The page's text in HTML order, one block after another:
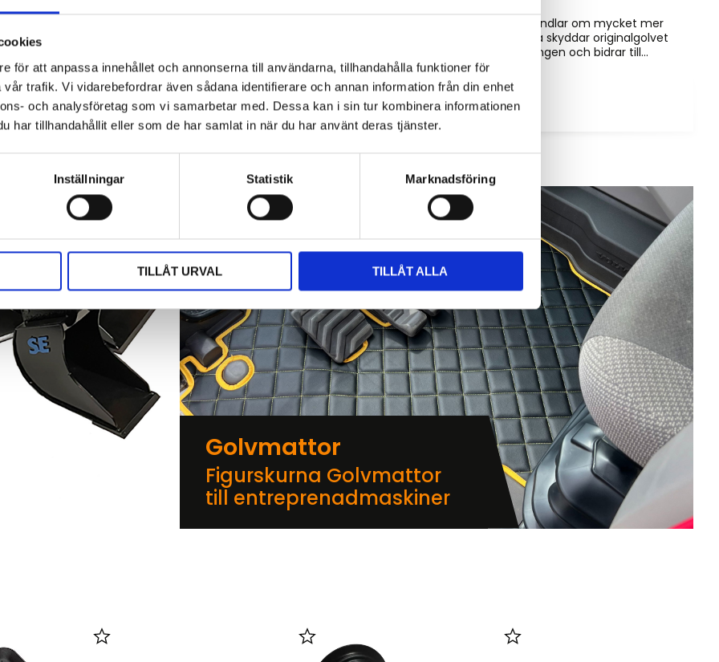
för att anpassa innehållet och annonserna till användarna, tillhandahålla funktioner för
trafik. Vi vidarebefordrar även sådana identifierare och annan information från din enhet
och analysföretag som vi samarbetar med. Dessa kan i sin tur kombinera informationen
har tillhandahållit eller som de har samlat in när du har använt deras tjänster.
Inställningar Statistik Marknadsföring
TILLÅT URVAL TILLÅT ALLA
arbetet utförs. Det är kontoret, fikarummet och ibland
även lunchplatsen under långa arbetsdagar....
Golvmatta i maskinhytten handlar om mycket mer
än bara utseende. Rätt matta skyddar originalgolvet
mot slitage, förenklar rengöringen och bidrar till...
Golvmattor
Figurskurna Golvmattor
till entreprenadmaskiner
Lägg till i favoriter Lägg till i favoriter Lägg till i favoriter